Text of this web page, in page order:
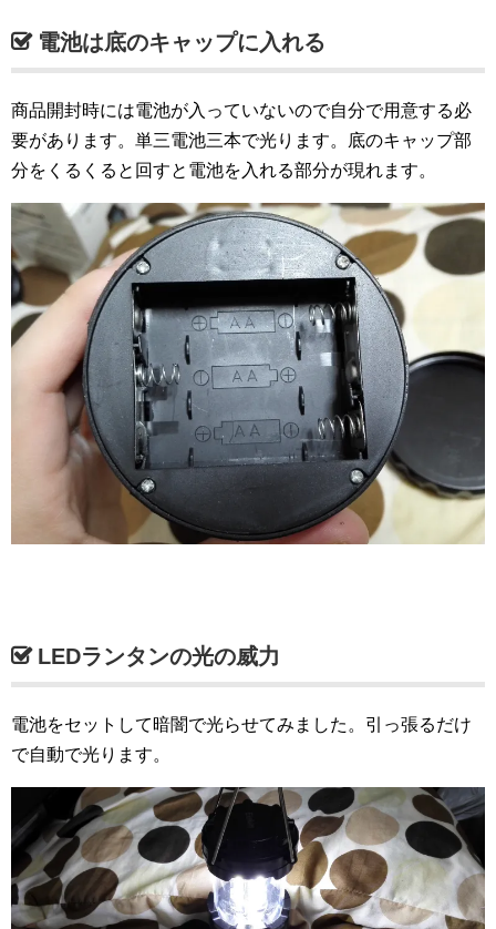
電池は底のキャップに入れる
商品開封時には電池が入っていないので自分で用意する必
要があります。単三電池三本で光ります。底のキャップ部
分をくるくると回すと電池を入れる部分が現れます。
LEDランタンの光の威力
電池をセットして暗闇で光らせてみました。引っ張るだけ
で自動で光ります。